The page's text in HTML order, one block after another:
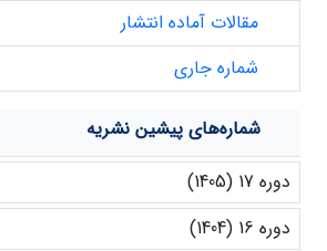
مقالات آماده انتشار
شماره جاری
شماره‌های پیشین نشریه
دوره 17 (1405)
دوره 16 (1404)